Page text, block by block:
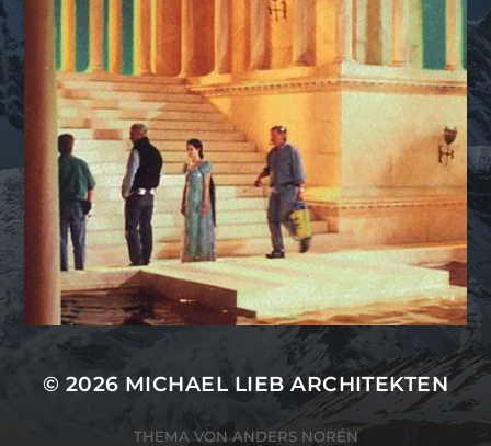
© 2026 MICHAEL LIEB ARCHITEKTEN
THEMA VON ANDERS NORÉN